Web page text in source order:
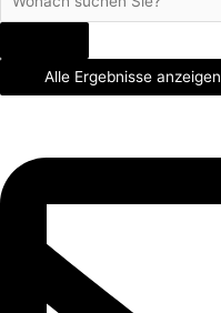
Alle Ergebnisse anzeigen